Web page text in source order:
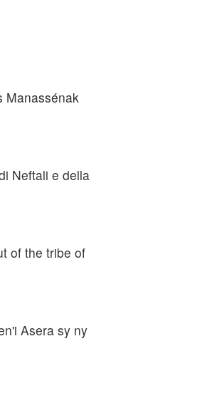
Manassénak
Neftali e della
of the tribe of
Asera sy ny